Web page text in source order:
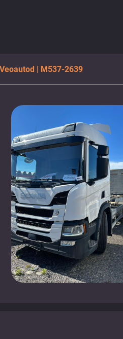
Veoautod | M537-2639